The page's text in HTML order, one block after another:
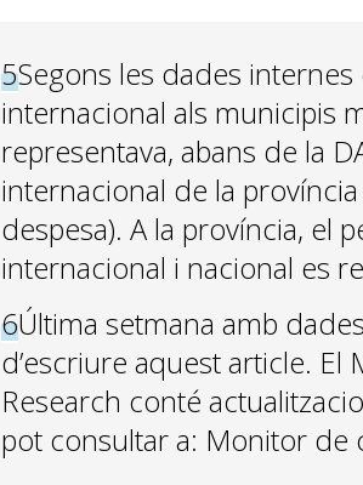
5Segons les dades
internacional als municipis
representava, abans de la
internacional de la província
despesa). A la província, el
internacional i nacional es
6Última setmana amb
d’escriure aquest article.
Research conté
pot consultar a: Monitor de